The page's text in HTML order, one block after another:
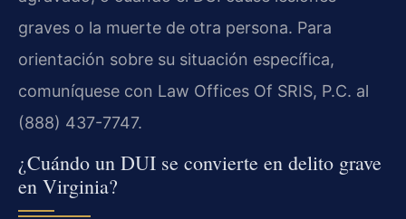
graves o la muerte de otra persona. Para
orientación sobre su situación específica,
comuníquese con Law Offices Of SRIS, P.C. al
(888) 437-7747.
¿Cuándo un DUI se convierte en delito grave
en Virginia?